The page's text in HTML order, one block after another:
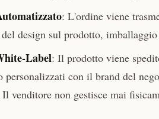
: L'ordine viene
design sul prodotto,
Label: Il prodotto viene
personalizzati con il brand del
venditore non gestisce mai